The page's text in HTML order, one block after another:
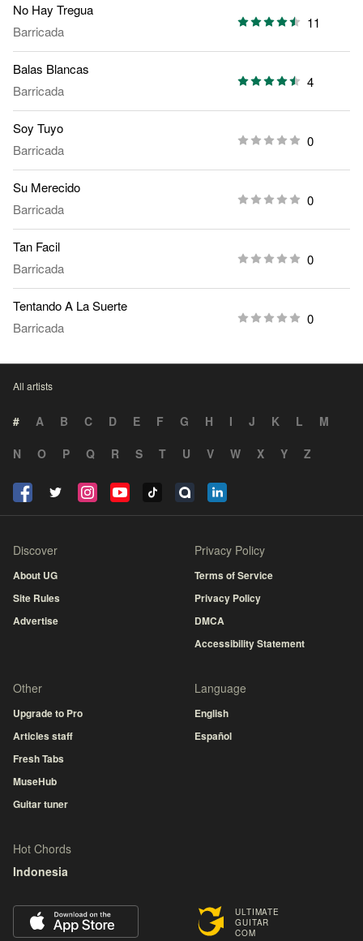
No Hay Tregua
Barricada
11
Balas Blancas
Barricada
4
Soy Tuyo
Barricada
0
Su Merecido
Barricada
0
Tan Facil
Barricada
0
Tentando A La Suerte
Barricada
0
All artists
# A B C D E F G H I J K L
M
N
O P Q R S T U V W X Y Z
ULTIMATE
GUITAR
COM
Discover
About UG
Site Rules
Advertise
Privacy Policy
Terms of Service
Privacy Policy
DMCA
Accessibility Statement
Other
Upgrade to Pro
Articles staff
Fresh Tabs
MuseHub
Guitar tuner
Language
English
Español
Hot Chords
Indonesia